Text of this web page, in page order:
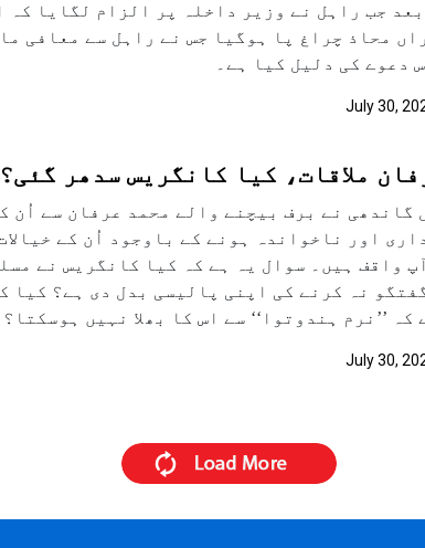
جب راہل نے وزیر داخلہ پر الزام لگایا
محاذ چراغ پا ہوگیا جس نے راہل سے معافی
دعوے کی دلیل کیا ہے۔
July 30,
ملاقات، کیا کانگریس سدھر گئی؟
گاندھی نے برف بیچنے والے محمد عرفان سے اُن
اور ناخواندہ ہونے کے باوجود اُن کے
واقف ہیں۔ سوال یہ ہے کہ کیا کانگریس نے
نہ کرنے کی اپنی پالیسی بدل دی ہے؟ کیا
کہ ’’نرم ہندوتوا‘‘ سے اس کا بھلا نہیں ہوسکتا؟
July 30,